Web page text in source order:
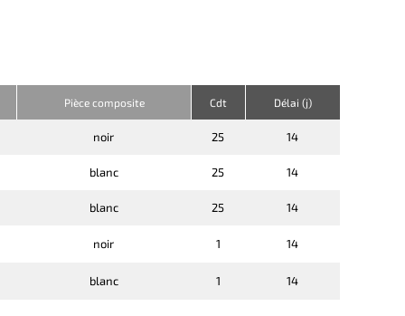
Pièce composite Cdt Délai (j)
noir 25 14
blanc 25 14
blanc 25 14
noir 1 14
blanc 1 14